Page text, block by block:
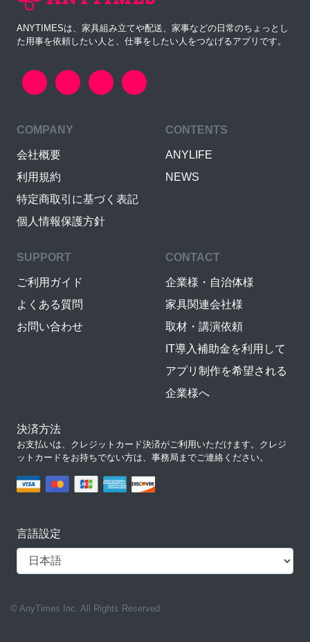
ANYTIMESは、家具組み立てや配送、家事などの日常のちょっとし
た用事を依頼したい人と、仕事をしたい人をつなげるアプリです。
COMPANY
会社概要
利用規約
特定商取引に基づく表記
個人情報保護方針
CONTENTS
ANYLIFE
NEWS
SUPPORT
ご利用ガイド
よくある質問
お問い合わせ
CONTACT
企業様・自治体様
家具関連会社様
取材・講演依頼
IT導入補助金を利用して
アプリ制作を希望される
企業様へ
決済方法
お支払いは、クレジットカード決済がご利用いただけます。クレジ
ットカードをお持ちでない方は、事務局までご連絡ください。
言語設定
© AnyTimes Inc. All Rights Reserved